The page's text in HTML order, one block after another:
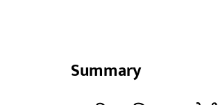
Summary